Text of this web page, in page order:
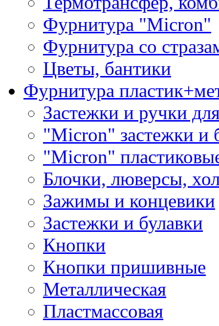
Фурнитура "Micron"
Фурнитура со
Цветы, бантики
Фурнитура
Застежки и ручки
"Micron" застежки и
"Micron"
Блочки, люверсы,
Зажимы и концевики
Застежки и булавки
Кнопки
Кнопки пришивные
Металлическая
Пластмассовая